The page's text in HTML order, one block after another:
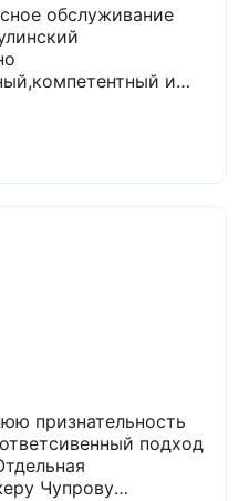
обслуживание
и
и качественно.На
и
чистоту и
выполненной
настроение.Спасибо
работают
признательность
подход
Чупрову